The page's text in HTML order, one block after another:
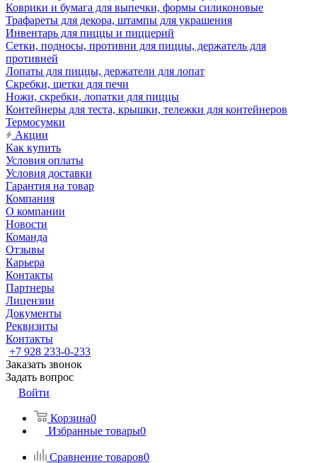
Коврики и бумага для выпечки, формы силиконовые
Трафареты для декора, штампы для украшения
Инвентарь для пиццы и пиццерий
Сетки, подносы, противни для пиццы, держатель для
противней
Лопаты для пиццы, держатели для лопат
Скребки, щетки для печи
Ножи, скребки, лопатки для пиццы
Контейнеры для теста, крышки, тележки для контейнеров
Термосумки
Акции
Как купить
Условия оплаты
Условия доставки
Гарантия на товар
Компания
О компании
Новости
Команда
Отзывы
Карьера
Контакты
Партнеры
Лицензии
Документы
Реквизиты
Контакты
+7 928 233-0-233
Заказать звонок
Задать вопрос
Войти
Корзина0
Избранные товары0
Сравнение товаров0